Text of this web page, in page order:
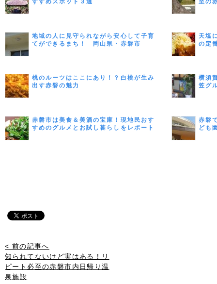
すすめスポット３選
至の
地域の人に見守られながら安心して子育
てができるまち！ 岡山県・赤磐市
天塩
の定
桃のルーツはここにあり！？白桃が生み
出す赤磐の魅力
横須
笠グ
赤磐市は美食＆美酒の宝庫！現地民おす
すめのグルメとお試し暮らしをレポート
赤磐
ども
< 前の記事へ
知られてないけど実はある！リ
ピート必至の赤磐市内日帰り温
泉施設